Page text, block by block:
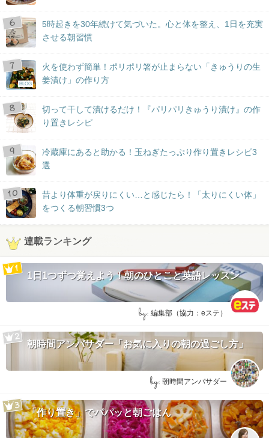
5時起きを30年続けて気づいた。心と体を整え、1日を充実
させる朝習慣
BLOG
火を使わず簡単！ポリポリ箸が止まらない「きゅうりの生
姜漬け」の作り方
切って干して漬けるだけ！『パリパリきゅうり漬け』の作
り置きレシピ
冷蔵庫にあると助かる！玉ねぎたっぷり作り置きレシピ3
選
昔より体重が戻りにくい…と感じたら！「太りにくい体」
をつくる朝習慣3つ
連載ランキング
1日1つずつ覚えよう！朝のひとこと英語レッスン
by: 編集部（協力：eステ）
朝時間アンバサダー「お気に入りの朝の過ごし方」
by: 朝時間アンバサダー
「作り置き」でパパッと朝ごはん